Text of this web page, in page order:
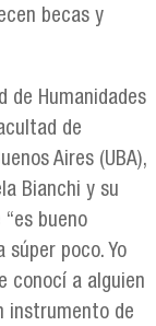
becas y
de Humanidades
de
Aires (UBA),
Bianchi y su
bueno
súper poco. Yo
conocí a alguien
instrumento de